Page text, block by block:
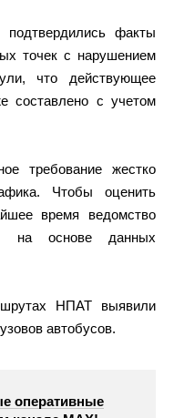
факты
точек с нарушением
что действующее
с учетом
требование жестко
Чтобы оценить
время ведомство
на основе данных
НПАТ выявили
автобусов.
оперативные